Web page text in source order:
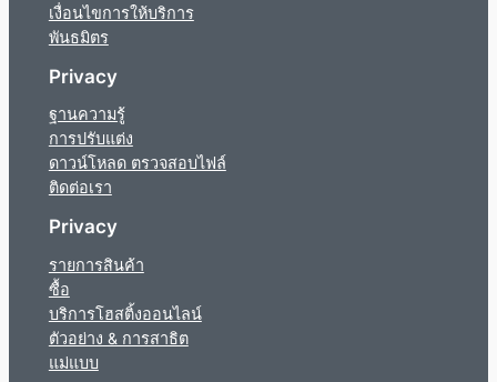
เงื่อนไขการให้บริการ
พันธมิตร
Privacy
ฐานความรู้
การปรับแต่ง
ดาวน์โหลด ตรวจสอบไฟล์
ติดต่อเรา
Privacy
รายการสินค้า
ซื้อ
บริการโฮสติ้งออนไลน์
ตัวอย่าง & การสาธิต
แม่แบบ